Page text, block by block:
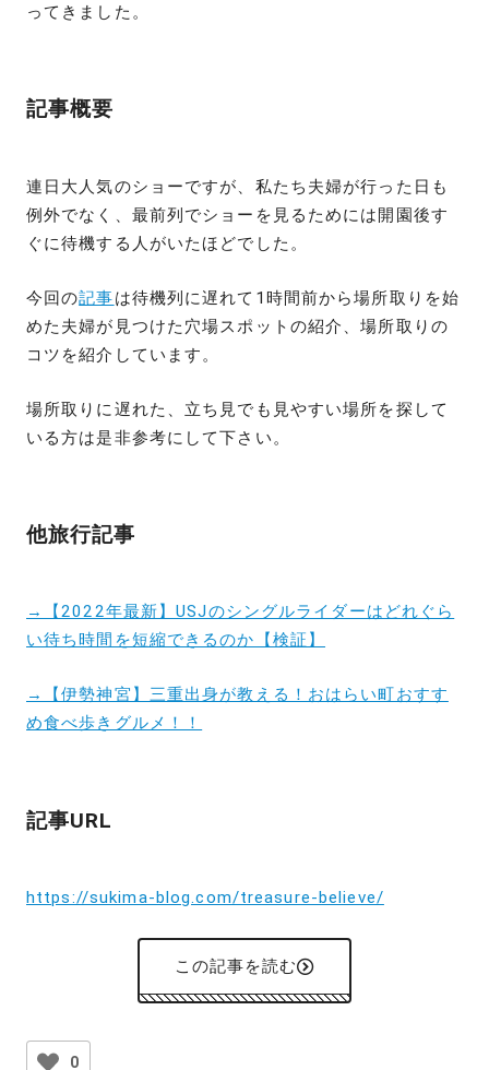
ってきました。
記事概要
連日大人気のショーですが、私たち夫婦が行った日も
例外でなく、最前列でショーを見るためには開園後す
ぐに待機する人がいたほどでした。
今回の記事は待機列に遅れて1時間前から場所取りを始
めた夫婦が見つけた穴場スポットの紹介、場所取りの
コツを紹介しています。
場所取りに遅れた、立ち見でも見やすい場所を探して
いる方は是非参考にして下さい。
他旅行記事
→【2022年最新】USJのシングルライダーはどれぐら
い待ち時間を短縮できるのか【検証】
→【伊勢神宮】三重出身が教える！おはらい町おすす
め食べ歩きグルメ！！
記事URL
https://sukima-blog.com/treasure-believe/
この記事を読む
0